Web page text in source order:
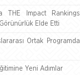
THE Impact Rankings
Elde Etti
Ortak Programda
Yeni Adımlar